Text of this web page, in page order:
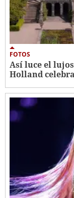
FOTOS
Así luce el
Holland